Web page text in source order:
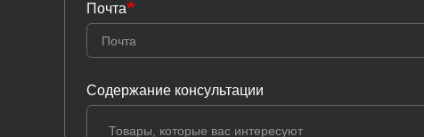
Почта
Содержание консультации